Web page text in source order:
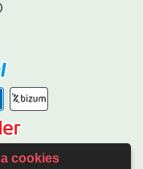
cookies